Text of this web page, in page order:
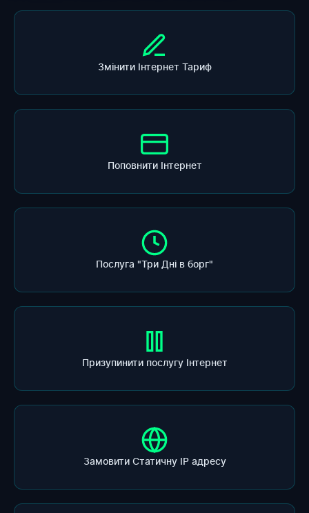
Змінити Інтернет Тариф
Поповнити Інтернет
Послуга "Три Дні в борг"
Призупинити послугу Інтернет
Замовити Статичну ІР адресу